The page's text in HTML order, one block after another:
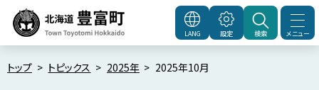
へ
メ
北海道豊富町Town
メニュー
LANG 設定 検索
トップ トピックス 2025年 2025年10月